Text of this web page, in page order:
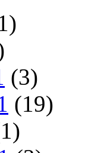
(3)
(19)